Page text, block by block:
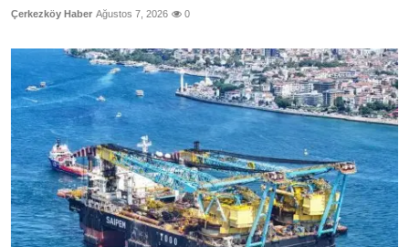
Çerkezköy Haber Ağustos 7, 2026 0